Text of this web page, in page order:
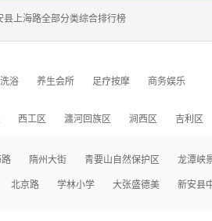
县上海路全部分类综合排行榜
浴 养生会所 足疗按摩 商务娱乐
西工区 瀍河回族区 涧西区 吉利区
隋州大街 青要山自然保护区 龙潭峡
北京路 学林小学 大张盛德美 新安县